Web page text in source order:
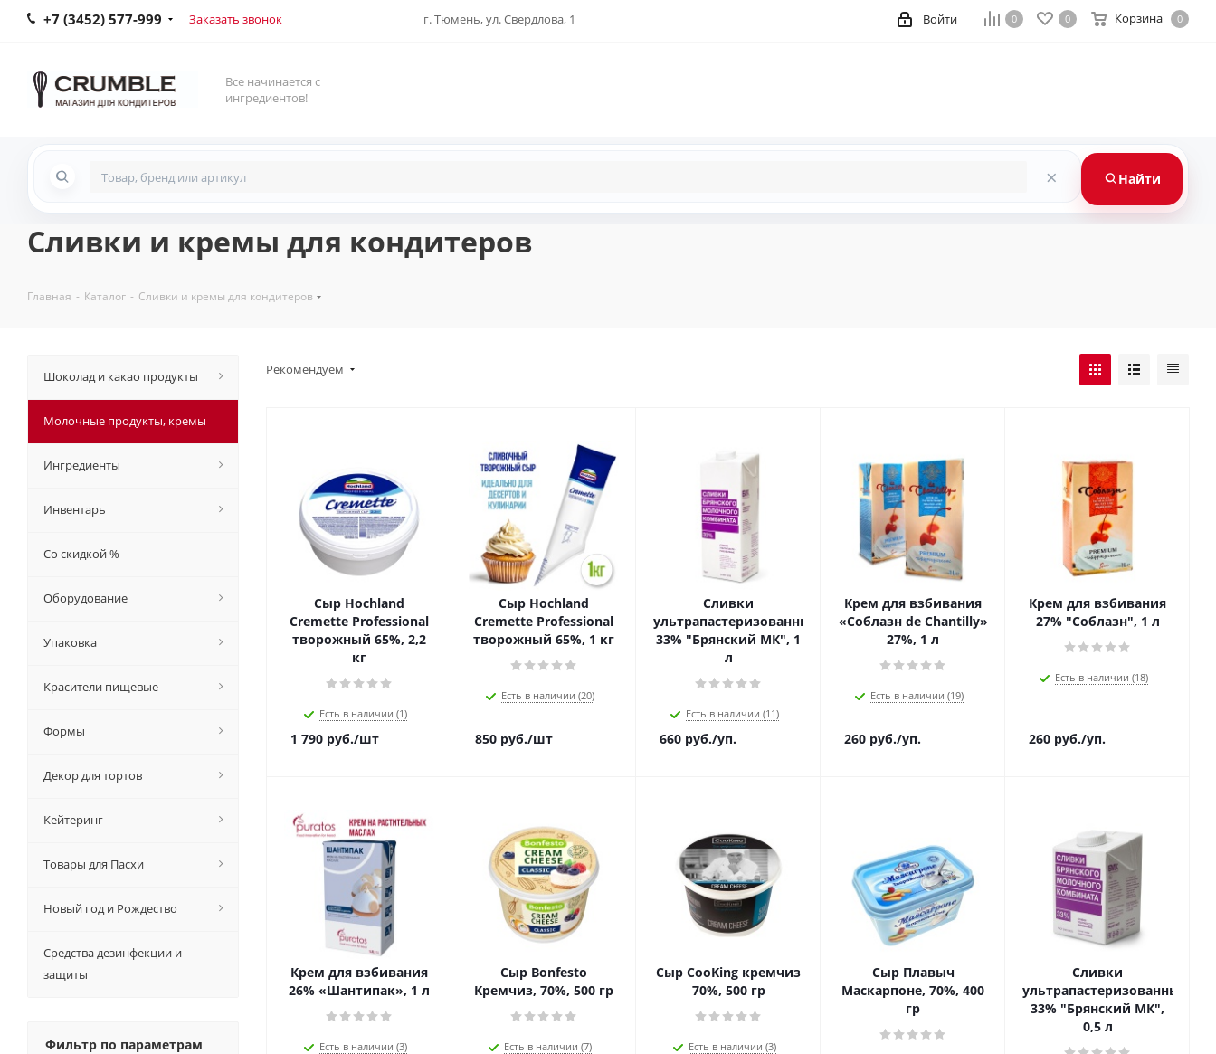
+7 (3452) 577-999 Заказать звонок г. Тюмень, ул. Свердлова, 1 0 0 Корзина 0
Войти
Все начинается с
ингредиентов!
× Найти
Сливки и кремы для кондитеров
Главная - Каталог - Сливки и кремы для кондитеров
Рекомендуем
Сыр Hochland
Cremette Professional
творожный 65%, 2,2
кг
Есть в наличии (1)
1 790 руб./шт
Сыр Hochland
Cremette Professional
творожный 65%, 1 кг
Есть в наличии (20)
850 руб./шт
Сливки
ультрапастеризованные,
33% "Брянский МК", 1
л
Есть в наличии (11)
660 руб./уп.
Крем для взбивания
«Соблазн de Chantilly»
27%, 1 л
Есть в наличии (19)
260 руб./уп.
Крем для взбивания
27% "Соблазн", 1 л
Есть в наличии (18)
260 руб./уп.
Крем для взбивания
26% «Шантипак», 1 л
Есть в наличии (3)
Сыр Bonfesto
Кремчиз, 70%, 500 гр
Есть в наличии (7)
Сыр CooKing кремчиз
70%, 500 гр
Есть в наличии (3)
Сыр Плавыч
Маскарпоне, 70%, 400
гр
Сливки
ультрапастеризованные,
33% "Брянский МК",
0,5 л
Шоколад и какао продукты
Молочные продукты, кремы
Ингредиенты
Инвентарь
Со скидкой %
Оборудование
Упаковка
Красители пищевые
Формы
Декор для тортов
Кейтеринг
Товары для Пасхи
Новый год и Рождество
Средства дезинфекции и
защиты
Фильтр по параметрам